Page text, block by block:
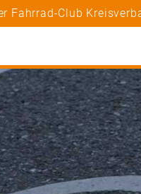
Fahrrad-Club